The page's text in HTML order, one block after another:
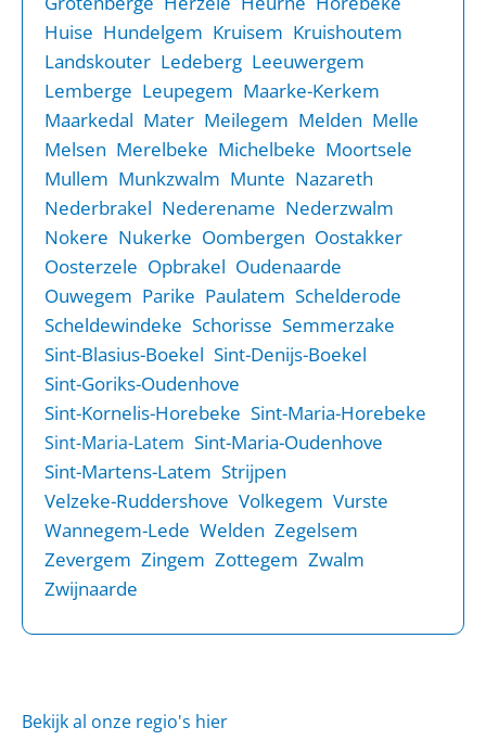
Huise Hundelgem Kruisem Kruishoutem
Landskouter Ledeberg Leeuwergem
Lemberge Leupegem Maarke-Kerkem
Maarkedal Mater Meilegem Melden Melle
Melsen Merelbeke Michelbeke Moortsele
Mullem Munkzwalm Munte Nazareth
Nederbrakel Nederename Nederzwalm
Nokere Nukerke Oombergen Oostakker
Oosterzele Opbrakel Oudenaarde
Ouwegem Parike Paulatem Schelderode
Scheldewindeke Schorisse Semmerzake
Sint-Blasius-Boekel Sint-Denijs-Boekel
Sint-Goriks-Oudenhove
Sint-Kornelis-Horebeke Sint-Maria-Horebeke
Sint-Maria-Latem Sint-Maria-Oudenhove
Sint-Martens-Latem Strijpen
Velzeke-Ruddershove Volkegem Vurste
Wannegem-Lede Welden Zegelsem
Zevergem Zingem Zottegem Zwalm
Zwijnaarde
Bekijk al onze regio's hier